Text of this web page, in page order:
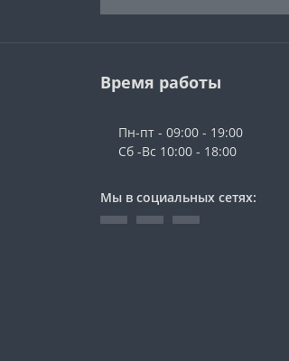
Время работы
Пн-пт - 09:00 - 19:00
Сб -Вс 10:00 - 18:00
Мы в социальных сетях: